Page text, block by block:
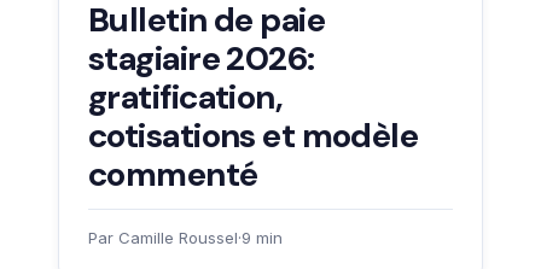
Bulletin de paie
stagiaire 2026:
gratification,
cotisations et modèle
commenté
Par Camille Roussel·9 min